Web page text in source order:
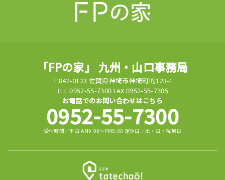
「FPの家」 九州・山口事務局
〒842-0123 佐賀県神埼市神埼町的123-1
TEL 0952-55-7300 FAX 0952-55-7305
お電話でのお問い合わせはこちら
0952-55-7300
受付時間／平日 AM9:00～PM5:00 定休日／土・日・祝祭日